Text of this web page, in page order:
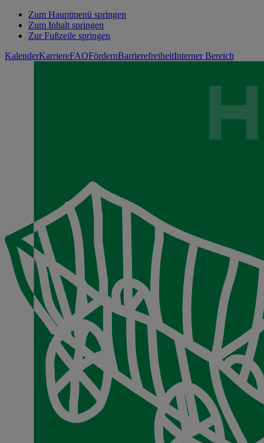
Zum Hauptmenü springen
Zum Inhalt springen
Zur Fußzeile springen
KalenderKarriereFAQFördernBarrierefreiheitInterner Bereich